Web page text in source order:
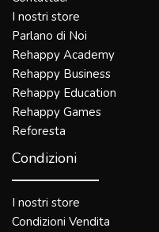
I nostri store
Parlano di Noi
Rehappy Academy
Rehappy Business
Rehappy Education
Rehappy Games
Reforesta
Condizioni
I nostri store
Condizioni Vendita